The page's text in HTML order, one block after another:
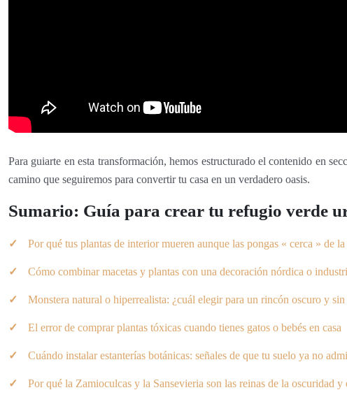
Para guiarte en esta transformación, hemos estructurado el contenido en
camino que seguiremos para convertir tu casa en un verdadero oasis.
Sumario: Guía para crear tu refugio verde
Por qué tus plantas de interior mueren aunque las pongas « cerca » de la
Cómo combinar macetas y plantas con una decoración nórdica o
Monstera natural o hiperrealista: ¿cuál elegir para un rincón oscuro y
El error de comprar plantas tóxicas cuando tienes gatos o bebés en casa
Cuándo instalar estanterías botánicas: señales de que tu suelo ya no
Por qué la Zamioculcas y la Sansevieria son las reinas de la oscuridad